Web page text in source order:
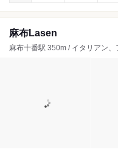
麻布Lasen
麻布十番駅 350m / イタリアン